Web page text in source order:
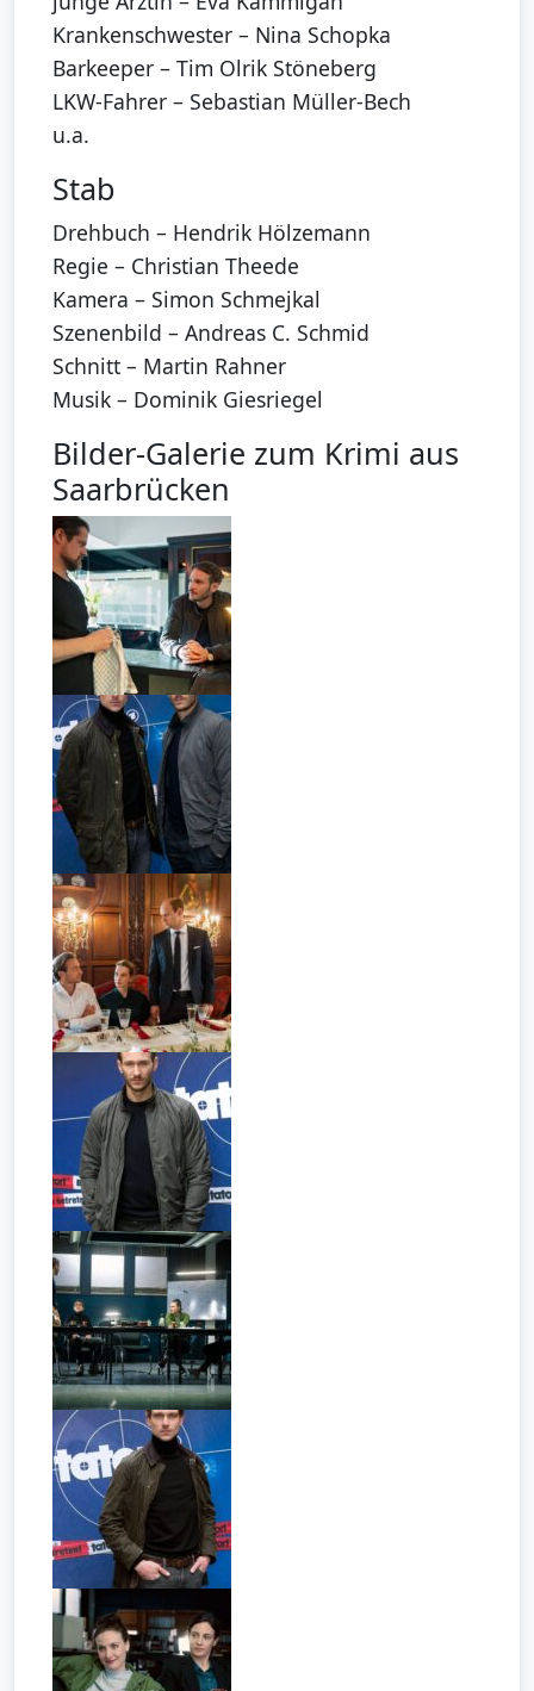
Krankenschwester – Nina Schopka
Barkeeper – Tim Olrik Stöneberg
LKW-Fahrer – Sebastian Müller-Bech
u.a.
Stab
Drehbuch – Hendrik Hölzemann
Regie – Christian Theede
Kamera – Simon Schmejkal
Szenenbild – Andreas C. Schmid
Schnitt – Martin Rahner
Musik – Dominik Giesriegel
Bilder-Galerie zum Krimi aus
Saarbrücken